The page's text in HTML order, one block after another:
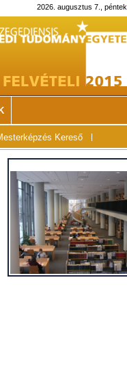
2026. augusztus 7., péntek
Kereső